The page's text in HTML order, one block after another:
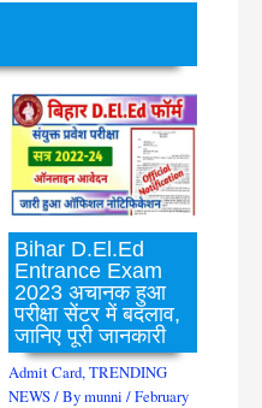
Bihar D.El.Ed
Entrance Exam
2023 अचानक हुआ
परीक्षा सेंटर में बदलाव,
जानिए पूरी जानकारी
Admit Card,TRENDING
NEWS/ Bymunni /February